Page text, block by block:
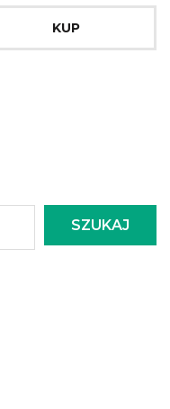
200L/H 1.35W
KUP
SZUKAJ